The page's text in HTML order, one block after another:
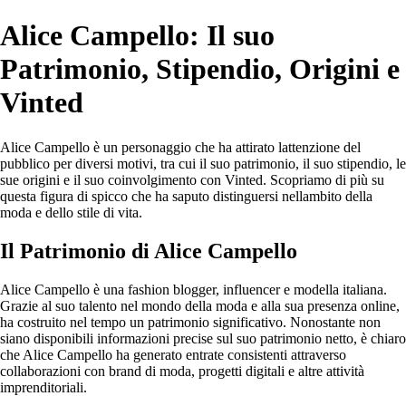
Alice Campello: Il suo
Patrimonio, Stipendio, Origini e
Vinted
Alice Campello è un personaggio che ha attirato lattenzione del
pubblico per diversi motivi, tra cui il suo patrimonio, il suo stipendio, le
sue origini e il suo coinvolgimento con Vinted. Scopriamo di più su
questa figura di spicco che ha saputo distinguersi nellambito della
moda e dello stile di vita.
Il Patrimonio di Alice Campello
Alice Campello è una fashion blogger, influencer e modella italiana.
Grazie al suo talento nel mondo della moda e alla sua presenza online,
ha costruito nel tempo un patrimonio significativo. Nonostante non
siano disponibili informazioni precise sul suo patrimonio netto, è chiaro
che Alice Campello ha generato entrate consistenti attraverso
collaborazioni con brand di moda, progetti digitali e altre attività
imprenditoriali.